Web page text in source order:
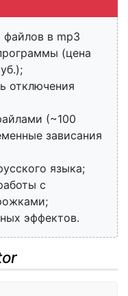
файлов в mp3
(цена
отключения
(~100
зависания
языка;
с
эффектов.